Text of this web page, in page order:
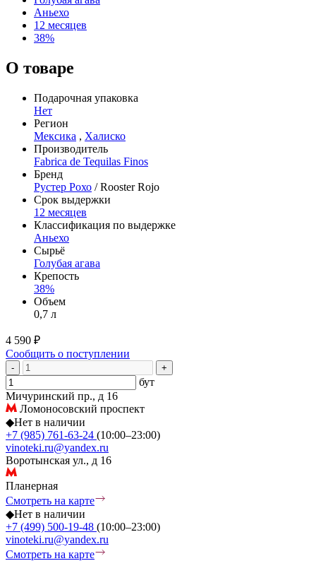
Аньехо
12 месяцев
38%
О товаре
Подарочная упаковка
Нет
Регион
Мексика , Халиско
Производитель
Fabrica de Tequilas Finos
Бренд
Рустер Рохо / Rooster Rojo
Срок выдержки
12 месяцев
Классификация по выдержке
Аньехо
Сырьё
Голубая агава
Крепость
38%
Объем
0,7 л
4 590 ₽
Сообщить о поступлении
- +
бут
Мичуринский пр., д 16
Ломоносовский проспект
◆Нет в наличии
+7 (985) 761-63-24 (10:00–23:00)
vinoteki.ru@yandex.ru
Воротынская ул., д 16
Планерная
Смотреть на карте
◆Нет в наличии
+7 (499) 500-19-48 (10:00–23:00)
vinoteki.ru@yandex.ru
Смотреть на карте